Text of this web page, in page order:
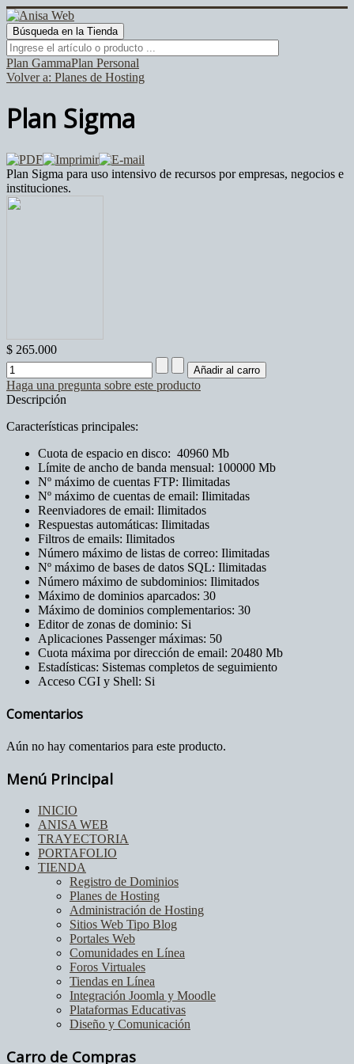
Plan GammaPlan Personal
Volver a: Planes de Hosting
Plan Sigma
Plan Sigma para uso intensivo de recursos por empresas, negocios e
instituciones.
$ 265.000
Haga una pregunta sobre este producto
Descripción
Características principales:
Cuota de espacio en disco: 40960 Mb
Límite de ancho de banda mensual: 100000 Mb
Nº máximo de cuentas FTP: Ilimitadas
Nº máximo de cuentas de email: Ilimitadas
Reenviadores de email: Ilimitados
Respuestas automáticas: Ilimitadas
Filtros de emails: Ilimitados
Número máximo de listas de correo: Ilimitadas
Nº máximo de bases de datos SQL: Ilimitadas
Número máximo de subdominios: Ilimitados
Máximo de dominios aparcados: 30
Máximo de dominios complementarios: 30
Editor de zonas de dominio: Si
Aplicaciones Passenger máximas: 50
Cuota máxima por dirección de email: 20480 Mb
Estadísticas: Sistemas completos de seguimiento
Acceso CGI y Shell: Si
Comentarios
Aún no hay comentarios para este producto.
Menú Principal
INICIO
ANISA WEB
TRAYECTORIA
PORTAFOLIO
TIENDA
Registro de Dominios
Planes de Hosting
Administración de Hosting
Sitios Web Tipo Blog
Portales Web
Comunidades en Línea
Foros Virtuales
Tiendas en Línea
Integración Joomla y Moodle
Plataformas Educativas
Diseño y Comunicación
Carro de Compras